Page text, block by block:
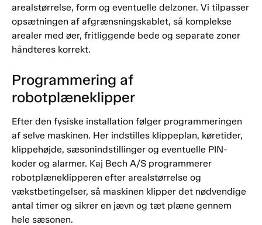
arealstørrelse, form og eventuelle delzoner. Vi tilpasser
opsætningen af afgrænsningskablet, så komplekse
arealer med øer, fritliggende bede og separate zoner
håndteres korrekt.
Programmering af
robotplæneklipper
Efter den fysiske installation følger programmeringen
af selve maskinen. Her indstilles klippeplan, køretider,
klippehøjde, sæsonindstillinger og eventuelle PIN-
koder og alarmer. Kaj Bech A/S programmerer
robotplæneklipperen efter arealstørrelse og
vækstbetingelser, så maskinen klipper det nødvendige
antal timer og sikrer en jævn og tæt plæne gennem
hele sæsonen.